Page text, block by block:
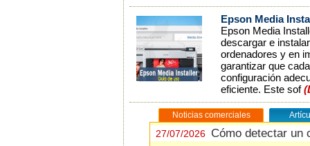
Epson Media
Epson Media
descargar e
ordenadores y en
garantizar que
configuración
eficiente. Este sof
Noticias comerciales
27/07/2026 Cómo detectar un
27/07/2026 Cómo detectar un